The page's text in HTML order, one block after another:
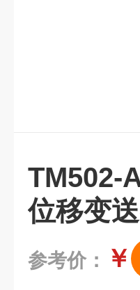
TM502-
位移变
参考价： ￥